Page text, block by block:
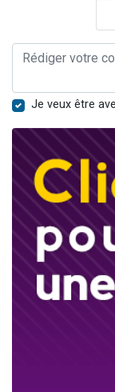
Je veux être